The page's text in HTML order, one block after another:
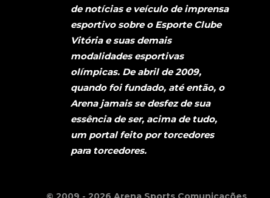
de notícias e veículo de imprensa
esportivo sobre o Esporte Clube
Vitória e suas demais
modalidades esportivas
olímpicas. De abril de 2009,
quando foi fundado, até então, o
Arena jamais se desfez de sua
essência de ser, acima de tudo,
um portal feito por torcedores
para torcedores.